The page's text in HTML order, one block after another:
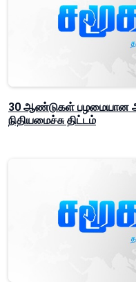
30 ஆண்டுகள் பழமையான
நிதியமைச்சு திட்டம்